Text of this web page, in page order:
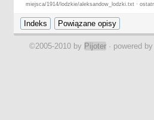
miejsca/1914/lodzkie/aleksandow_lodzki.txt ·
©2005-2010 by Pijoter · powered by